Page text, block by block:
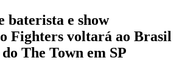
baterista e show
Fighters voltará ao Brasil
The Town em SP